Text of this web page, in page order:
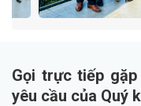
Gọi trực tiếp
yêu cầu của Quý